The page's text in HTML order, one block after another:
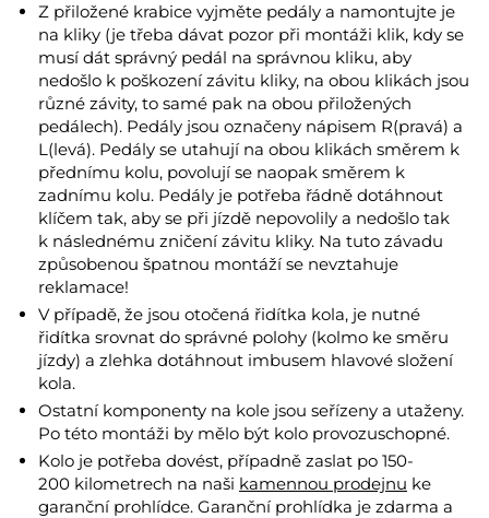
Z přiložené krabice vyjměte pedály a namontujte je
na kliky (je třeba dávat pozor při montáži klik, kdy se
musí dát správný pedál na správnou kliku, aby
nedošlo k poškození závitu kliky, na obou klikách jsou
různé závity, to samé pak na obou přiložených
pedálech). Pedály jsou označeny nápisem R(pravá) a
L(levá). Pedály se utahují na obou klikách směrem k
přednímu kolu, povolují se naopak směrem k
zadnímu kolu. Pedály je potřeba řádně dotáhnout
klíčem tak, aby se při jízdě nepovolily a nedošlo tak
k následnému zničení závitu kliky. Na tuto závadu
způsobenou špatnou montáží se nevztahuje
reklamace!
V případě, že jsou otočená řidítka kola, je nutné
řidítka srovnat do správné polohy (kolmo ke směru
jízdy) a zlehka dotáhnout imbusem hlavové složení
kola.
Ostatní komponenty na kole jsou seřízeny a utaženy.
Po této montáži by mělo být kolo provozuschopné.
Kolo je potřeba dovést, případně zaslat po 150-
200 kilometrech na naši kamennou prodejnu ke
garanční prohlídce. Garanční prohlídka je zdarma a